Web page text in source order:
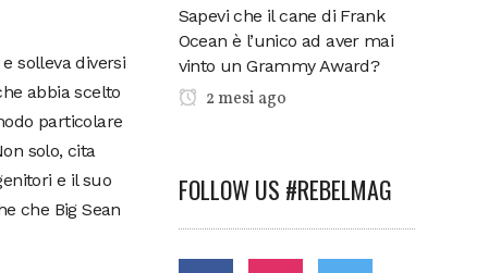
solleva diversi
abbia scelto
particolare
solo, cita
e il suo
che Big Sean
Sapevi che il cane di Frank
Ocean è l’unico ad aver mai
vinto un Grammy Award?
2 mesi ago
FOLLOW US #REBELMAG